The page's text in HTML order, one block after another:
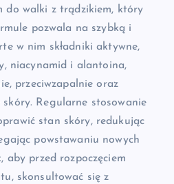
do walki z trądzikiem, który
pozwala na szybką i
w nim składniki aktywne,
niacynamid i alantoina,
przeciwzapalnie oraz
Regularne stosowanie
stan skóry, redukując
powstawaniu nowych
aby przed rozpoczęciem
skonsultować się z